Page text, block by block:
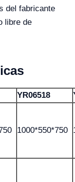
del fabricante
libre de
YR06518
1000*550*750